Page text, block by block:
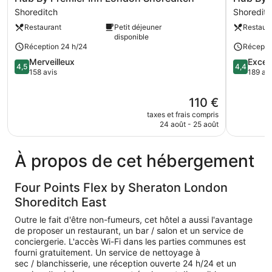
By
Premier
Inn
London
Shoreditch
Shoreditch
Shoreditch
Restaurant
Petit déjeuner
disponible
Réception 24 h/24
4.5
sur
4,5 Merveilleux
158 avis
Le
nouveau
prix
110 €
taxes et frais compris
24 août - 25 août
By
Premier
Inn
London
4.4
sur
4,4
189
À propos de cet hébergement
Four Points Flex by Sheraton London
Shoreditch East
Outre le fait d'être non-fumeurs, cet hôtel a aussi l'avantage
de proposer un restaurant, un bar / salon et un service de
conciergerie. L'accès Wi-Fi dans les parties communes est
fourni gratuitement. Un service de nettoyage à
sec / blanchisserie, une réception ouverte 24 h/24 et un